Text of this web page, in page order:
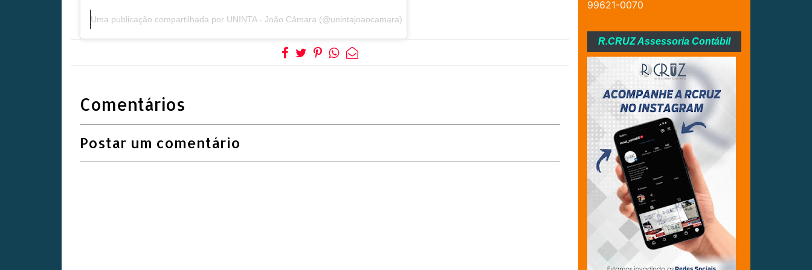
Uma publicação compartilhada por UNINTA - João Câmara (@unintajoaocamara)
Comentários
Postar um comentário
99621-0070
R.CRUZ Assessoria Contábil